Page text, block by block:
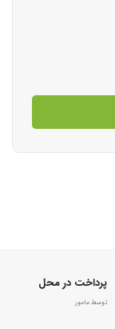
پرداخت در محل
توسط مامور